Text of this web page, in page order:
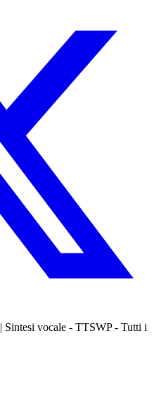
| Sintesi vocale - TTSWP - Tutti i